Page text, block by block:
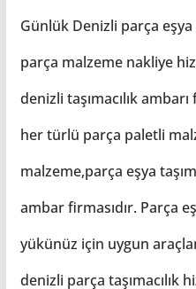
Günlük Denizli parça
parça malzeme nakliye
denizli taşımacılık
her türlü parça paletli
malzeme,parça eşya
ambar firmasıdır. Parça
yükünüz için uygun
denizli parça taşımacılık